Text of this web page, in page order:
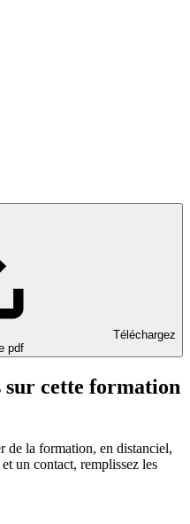
Téléchargez
pdf
sur cette formation
de la formation, en distanciel,
un contact, remplissez les